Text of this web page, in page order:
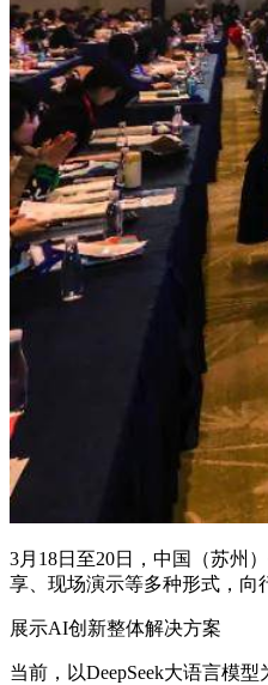
3月18日至20日，中国（苏州
享、现场演示等多种形式，向
展示AI创新整体解决方案
当前，以DeepSeek大语言模